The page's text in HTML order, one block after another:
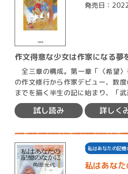
発売日：
作文得意な少女は作家になる夢
全三章の構成。第一章「〈希望
の作文修行から作家デビュー、数
までを描く半生の記に始まり、「
いけれど…
試し読み 詳しく
私はあなたの記憶
私はあな